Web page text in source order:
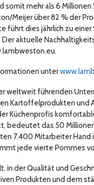
somit mehr als 6
Meijer über 82 % der
führt dies jährlich zu
Der aktuelle
unter
weltweit führenden
Kartoffelprodukten und
Küchenprofis
bedeutet das 50
7.400 Mitarbeiter
jede vierte Pommes
in der Qualität und
Produkten und dem